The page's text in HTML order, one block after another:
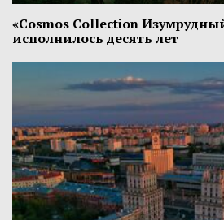
«Cosmos Collection
исполнилось десять лет